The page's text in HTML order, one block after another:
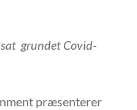
grundet Covid-
præsenterer